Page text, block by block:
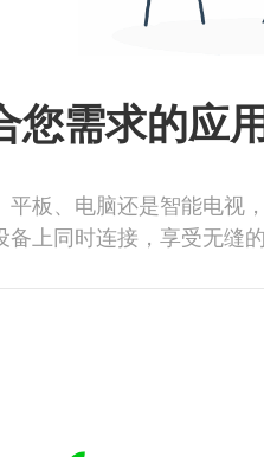
您需求的应
板、电脑还是智能电视
上同时连接，享受无缝的